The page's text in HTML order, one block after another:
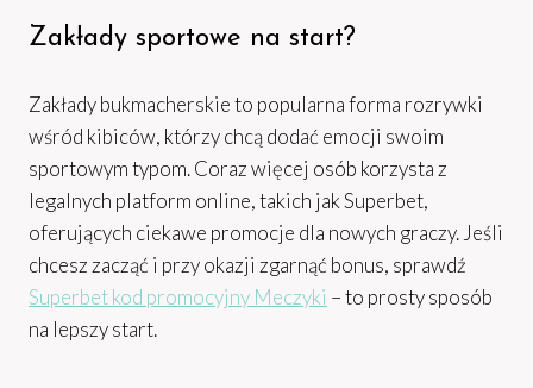
Zakłady sportowe na start?
Zakłady bukmacherskie to popularna forma rozrywki
wśród kibiców, którzy chcą dodać emocji swoim
sportowym typom. Coraz więcej osób korzysta z
legalnych platform online, takich jak Superbet,
oferujących ciekawe promocje dla nowych graczy. Jeśli
chcesz zacząć i przy okazji zgarnąć bonus, sprawdź
Superbet kod promocyjny Meczyki – to prosty sposób
na lepszy start.